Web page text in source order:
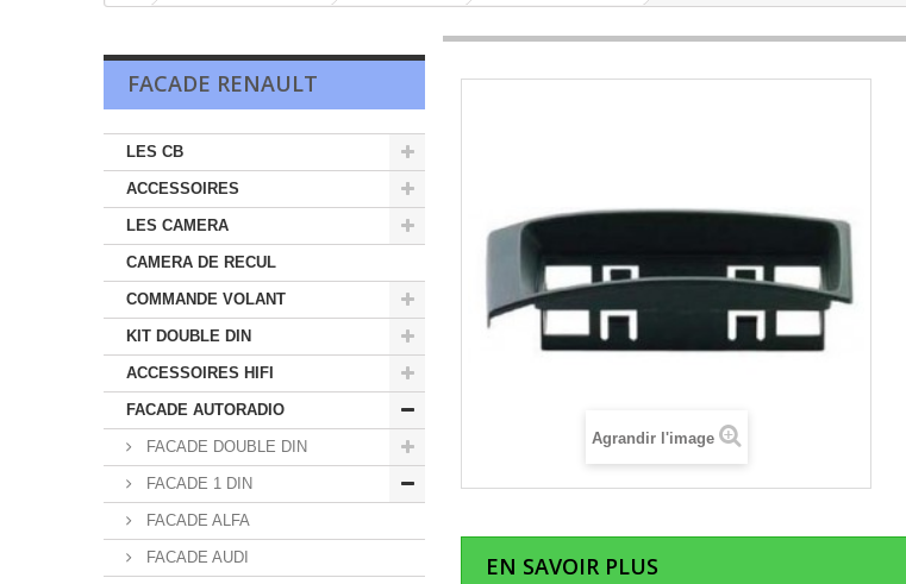
FACADE RENAULT
LES CB
ACCESSOIRES
LES CAMERA
CAMERA DE RECUL
COMMANDE VOLANT
KIT DOUBLE DIN
ACCESSOIRES HIFI
FACADE AUTORADIO
FACADE DOUBLE DIN
FACADE 1 DIN
FACADE ALFA
FACADE AUDI
Agrandir l'image
EN SAVOIR PLUS